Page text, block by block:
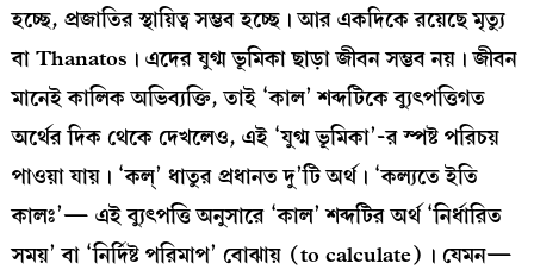
হচ্ছে, প্রজাতির স্থায়িত্ব সম্ভব হচ্ছে। আর একদিকে রয়েছে মৃত্যু
বা Thanatos। এদের যুগ্ম ভূমিকা ছাড়া জীবন সম্ভব নয়। জীবন
মানেই কালিক অভিব্যক্তি, তাই ‘কাল’ শব্দটিকে ব্যুৎপত্তিগত
অর্থের দিক থেকে দেখলেও, এই ‘যুগ্ম ভূমিকা’-র স্পষ্ট পরিচয়
পাওয়া যায়। ‘কল্‌’ ধাতুর প্রধানত দু’টি অর্থ। ‘কল্যতে ইতি
কালঃ’— এই ব্যুৎপত্তি অনুসারে ‘কাল’ শব্দটির অর্থ ‘নির্ধারিত
সময়’ বা ‘নির্দিষ্ট পরিমাপ’ বোঝায় (to calculate)। যেমন—